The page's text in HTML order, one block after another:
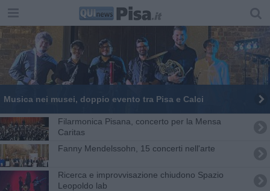
Musica nei musei, doppio evento tra Pisa e Calci
Filarmonica Pisana, concerto per la Mensa
Caritas
Fanny Mendelssohn, 15 concerti nell'arte
Ricerca e improvvisazione chiudono Spazio
Leopoldo lab